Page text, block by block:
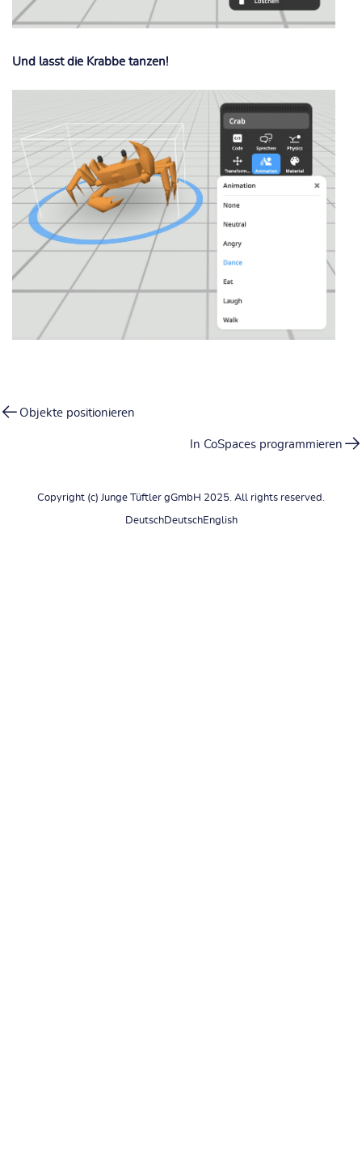
Und lasst die Krabbe tanzen!
Objekte positionieren
In CoSpaces programmieren
Copyright (c) Junge Tüftler gGmbH 2025. All rights reserved.
DeutschDeutschEnglish